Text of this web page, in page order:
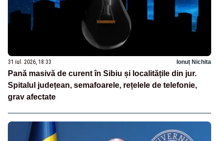
31 iul. 2026, 18:33 Ionuț Nichita
Pană masivă de curent în Sibiu și localitățile din jur.
Spitalul județean, semafoarele, rețelele de telefonie,
grav afectate